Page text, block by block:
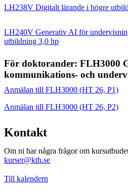
LH238V Digitalt lärande i högre
LH240V Generativ AI för
utbildning 3,0 hp
För doktorander: FLH3000
kommunikations- och
Anmälan till FLH3000 (HT 26, P1)
Anmälan till FLH3000 (HT 26, P2)
Kontakt
Om ni har några frågor om
kurser@kth.se
Till kalendern